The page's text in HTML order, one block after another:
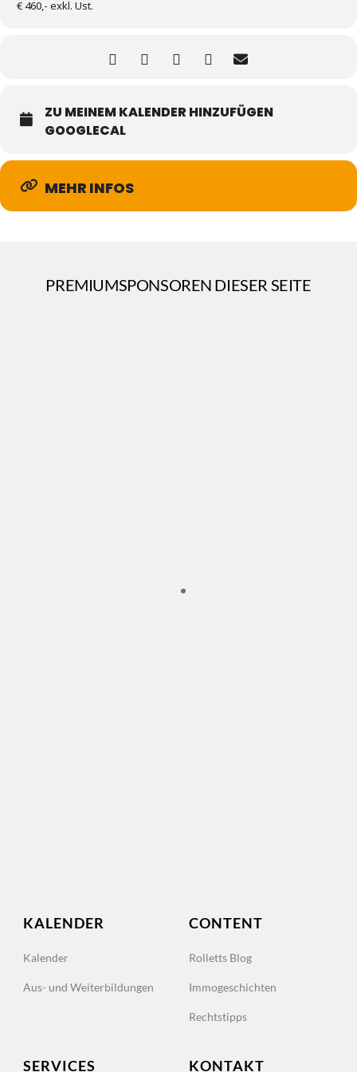
€ 460,- exkl. Ust.
ZU MEINEM KALENDER HINZUFÜGEN
GOOGLECAL
MEHR INFOS
PREMIUMSPONSOREN DIESER SEITE
KALENDER
Kalender
Aus- und Weiterbildungen
CONTENT
Rolletts Blog
Immogeschichten
Rechtstipps
SERVICES KONTAKT